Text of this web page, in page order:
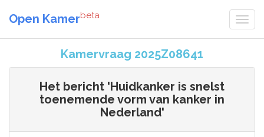
Open Kamerbeta
Kamervraag 2025Z08641
Het bericht 'Huidkanker is snelst
toenemende vorm van kanker in
Nederland'